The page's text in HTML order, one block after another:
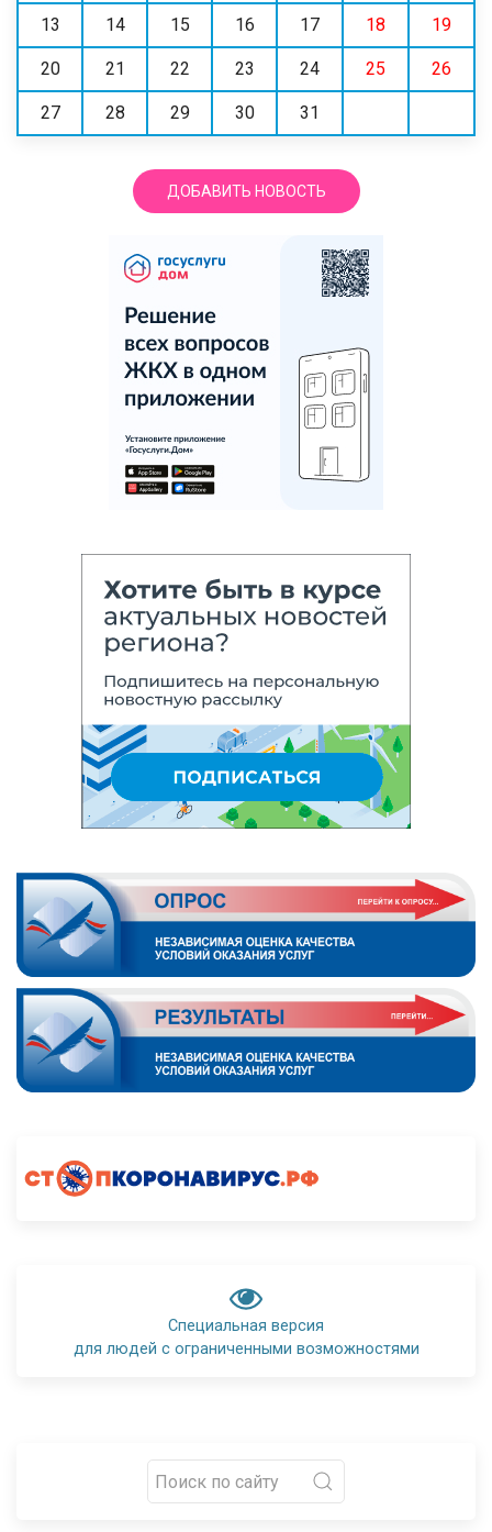
13 14 15 16 17 18 19
20 21 22 23 24 25 26
27 28 29 30 31
ДОБАВИТЬ НОВОСТЬ
Специальная версия
для людей с ограниченными возможностями